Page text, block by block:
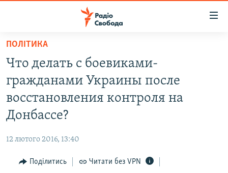
Перейти
основного
матеріалу
Перейти
до
основної
Перейти
пошуку
РАДІО СВОБОДА – 70 РОКІВ
ВСЕ ЗА ДОБУ
СТАТТІ
ПОЛІТИКА
КУЛЬТУРА
ВІЙНА
ДОНБАС.РЕАЛІЇ
КРИМ.РЕАЛІЇ
ПОЛІТИКА
Что делать с боевиками-
гражданами Украины после
восстановления контроля на
Донбассе?
12 лютого 2016, 13:40
Поділитись Читати без VPN